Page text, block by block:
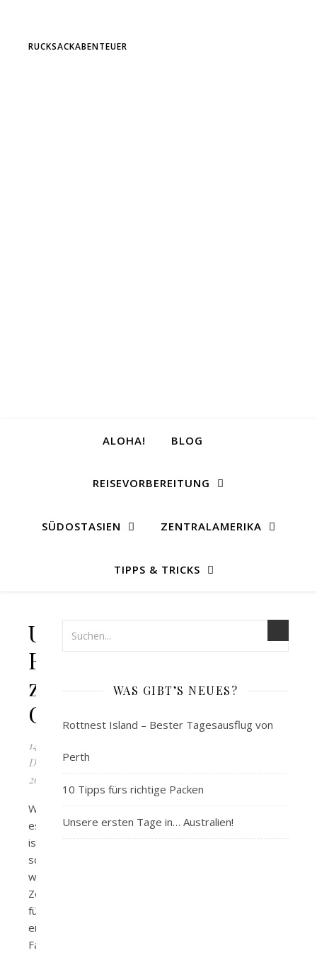
RUCKSACKABENTEUER
ALOHA! BLOG
REISEVORBEREITUNG
SÜDOSTASIEN ZENTRALAMERIKA
TIPPS & TRICKS
Unser
Fazit
zu
Guatemala
14.
Dezember
2017
Wie,
es
ist
schon
wieder
Zeit
für
einen
Fazit-
WAS GIBT’S NEUES?
Rottnest Island – Bester Tagesausflug von
Perth
10 Tipps fürs richtige Packen
Unsere ersten Tage in… Australien!